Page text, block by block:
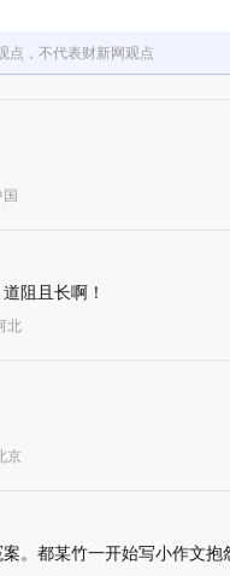
点，不代表财新网观点
阻且长啊！
北
京
。都某竹一开始写小作文